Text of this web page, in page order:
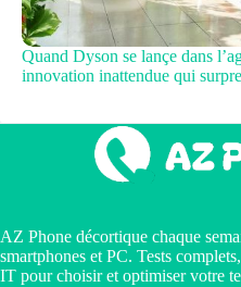
Quand Dyson se lançe dans
innovation inattendue qui
AZ Phone décortique chaque
smartphones et PC. Tests
IT pour choisir et optimiser votre